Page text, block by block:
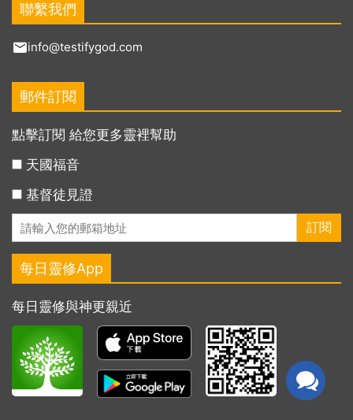
聯繫我們
info@testifygod.com
郵件訂閱
點擊訂閱 給您更多靈裡幫助
天國福音
基督徒見證
每日靈修App
每日靈修與神更親近